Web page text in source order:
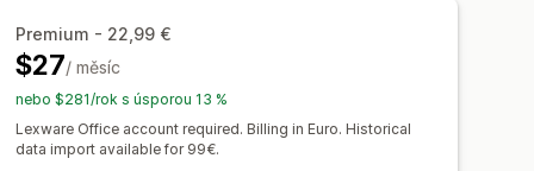
Transakce
Řešení chyb
mailů
Postupné číslování
Premium - 22,99 €
$27/ měsíc
nebo $281/rok s úsporou 13 %
Lexware Office account required. Billing in Euro. Historical
data import available for 99€.